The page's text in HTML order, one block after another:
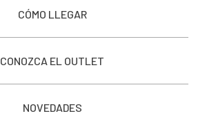
CÓMO LLEGAR
CONOZCA EL OUTLET
NOVEDADES